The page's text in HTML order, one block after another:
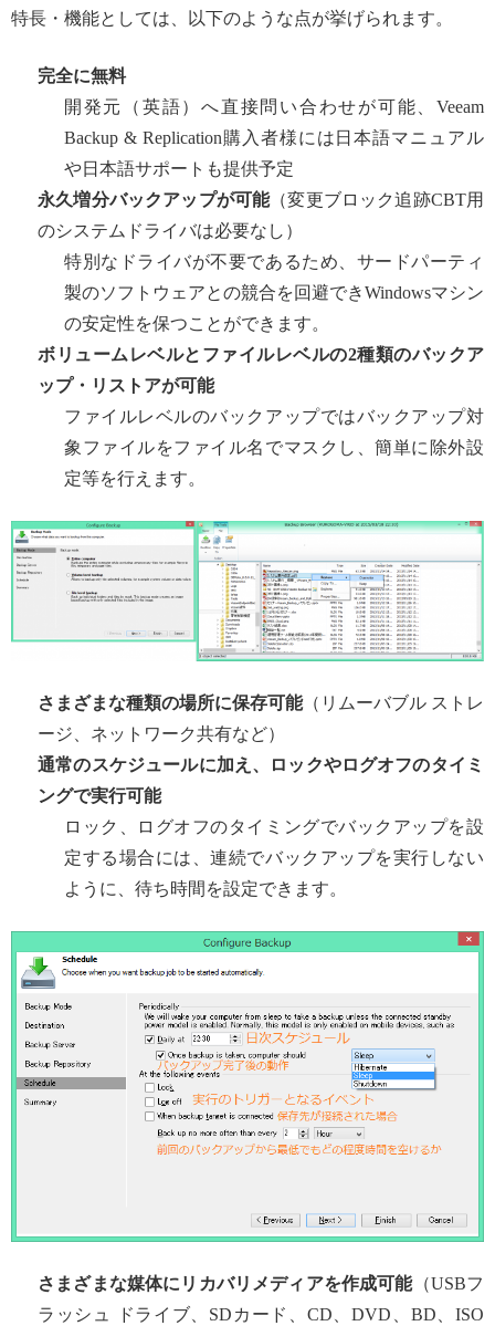
特長・機能としては、以下のような点が挙げられます。
完全に無料
開発元（英語）へ直接問い合わせが可能、Veeam
Backup & Replication購入者様には日本語マニュアル
や日本語サポートも提供予定
永久増分バックアップが可能（変更ブロック追跡CBT用
のシステムドライバは必要なし）
特別なドライバが不要であるため、サードパーティ
製のソフトウェアとの競合を回避できWindowsマシン
の安定性を保つことができます。
ボリュームレベルとファイルレベルの2種類のバックア
ップ・リストアが可能
ファイルレベルのバックアップではバックアップ対
象ファイルをファイル名でマスクし、簡単に除外設
定等を行えます。
さまざまな種類の場所に保存可能（リムーバブル ストレ
ージ、ネットワーク共有など）
通常のスケジュールに加え、ロックやログオフのタイミ
ングで実行可能
ロック、ログオフのタイミングでバックアップを設
定する場合には、連続でバックアップを実行しない
ように、待ち時間を設定できます。
さまざまな媒体にリカバリメディアを作成可能（USBフ
ラッシュ ドライブ、SDカード、CD、DVD、BD、ISO